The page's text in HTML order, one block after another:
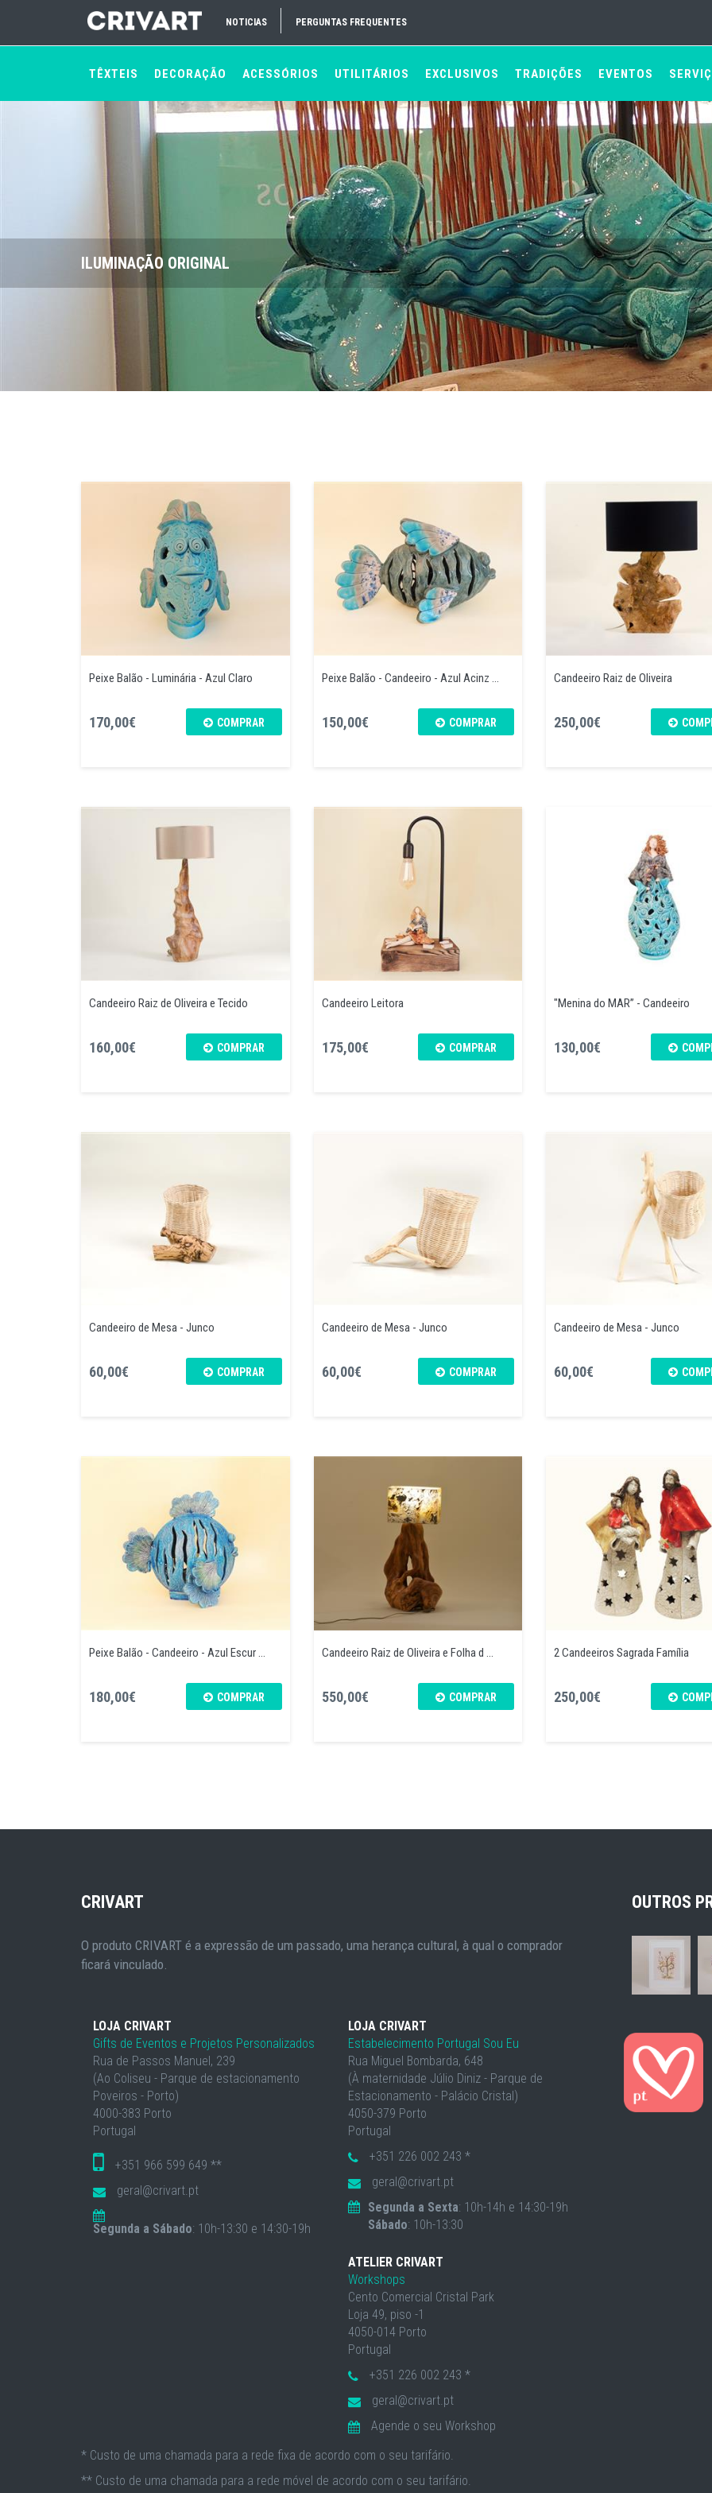
NOTICIAS PERGUNTAS FREQUENTES
TÊXTEIS DECORAÇÃO ACESSÓRIOS UTILITÁRIOS EXCLUSIVOS TRADIÇÕES EVENTOS
ILUMINAÇÃO ORIGINAL
Peixe Balão - Luminária - Azul Claro
170,00€ COMPRAR
Peixe Balão - Candeeiro - Azul Acinz ...
150,00€ COMPRAR
Candeeiro Raiz de Oliveira
250,00€
Candeeiro Raiz de Oliveira e Tecido
160,00€ COMPRAR
Candeeiro Leitora
175,00€ COMPRAR
"Menina do MAR” - Candeeiro
130,00€
Candeeiro de Mesa - Junco
60,00€ COMPRAR
Candeeiro de Mesa - Junco
60,00€ COMPRAR
Candeeiro de Mesa - Junco
60,00€
Peixe Balão - Candeeiro - Azul Escur ...
180,00€ COMPRAR
Candeeiro Raiz de Oliveira e Folha d ...
550,00€ COMPRAR
2 Candeeiros Sagrada Família
250,00€
CRIVART
O produto CRIVART é a expressão de um passado, uma herança cultural, à qual o comprador
ficará vinculado.
LOJA CRIVART
Gifts de Eventos e Projetos Personalizados
Rua de Passos Manuel, 239
(Ao Coliseu - Parque de estacionamento
Poveiros - Porto)
4000-383 Porto
Portugal
+351 966 599 649 **
geral@crivart.pt
Segunda a Sábado: 10h-13:30 e 14:30-19h
LOJA CRIVART
Estabelecimento Portugal Sou Eu
Rua Miguel Bombarda, 648
(À maternidade Júlio Diniz - Parque de
Estacionamento - Palácio Cristal)
4050-379 Porto
Portugal
+351 226 002 243 *
geral@crivart.pt
Segunda a Sexta: 10h-14h e 14:30-19h
Sábado: 10h-13:30
ATELIER CRIVART
Workshops
Cento Comercial Cristal Park
Loja 49, piso -1
4050-014 Porto
Portugal
+351 226 002 243 *
geral@crivart.pt
Agende o seu Workshop
OUTROS
* Custo de uma chamada para a rede fixa de acordo com o seu tarifário.
** Custo de uma chamada para a rede móvel de acordo com o seu tarifário.